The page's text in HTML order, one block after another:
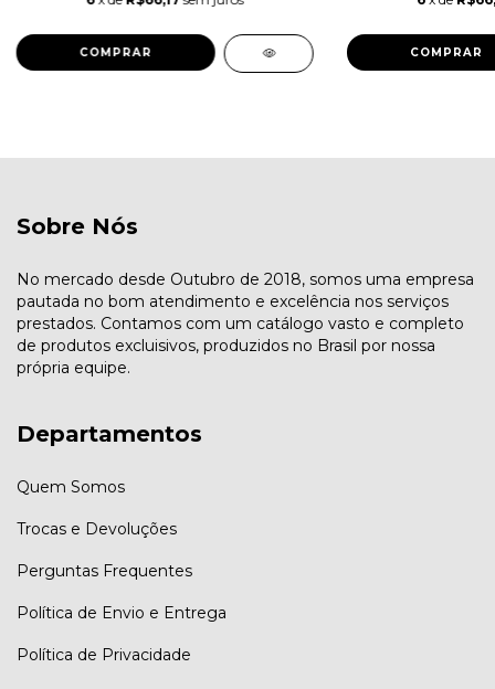
COMPRAR COMPRAR
Sobre Nós
No mercado desde Outubro de 2018, somos uma empresa
pautada no bom atendimento e excelência nos serviços
prestados. Contamos com um catálogo vasto e completo
de produtos excluisivos, produzidos no Brasil por nossa
própria equipe.
Departamentos
Quem Somos
Trocas e Devoluções
Perguntas Frequentes
Política de Envio e Entrega
Política de Privacidade